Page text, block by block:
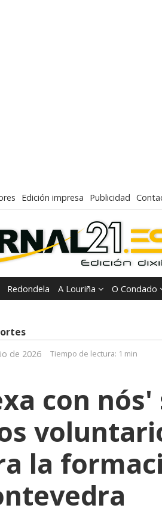
Edición impresa Publicidad
Redondela A Louriña O Condado
de 2026 Tiempo de lectura: 1 min
con nós'
la